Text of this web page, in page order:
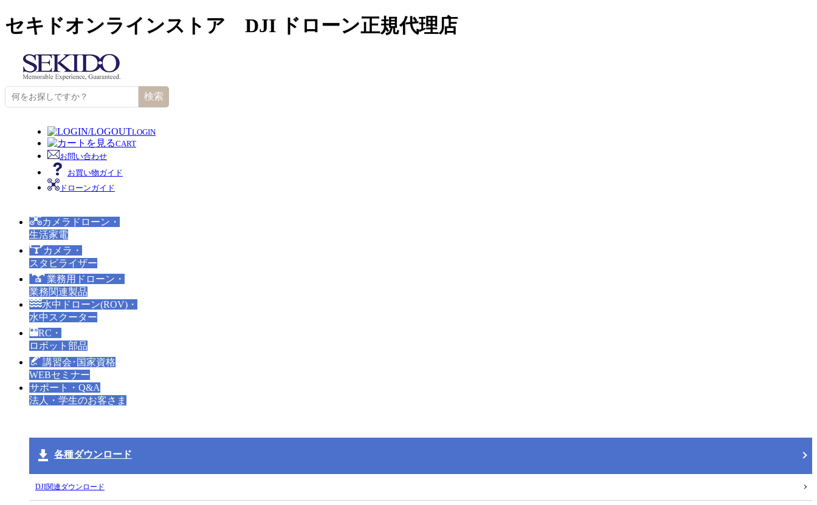
セキドオンラインストア DJI ドローン正規代理店
検索
LOGIN
CART
お問い合わせ
お買い物ガイド
ドローンガイド
カメラドローン・
生活家電
カメラ・
スタビライザー
業務用ドローン・
業務関連製品
水中ドローン(ROV)・
水中スクーター
RC・
ロボット部品
講習会･国家資格
WEBセミナー
サポート・Q&A
法人・学生のお客さま
各種ダウンロード
DJI関連ダウンロード